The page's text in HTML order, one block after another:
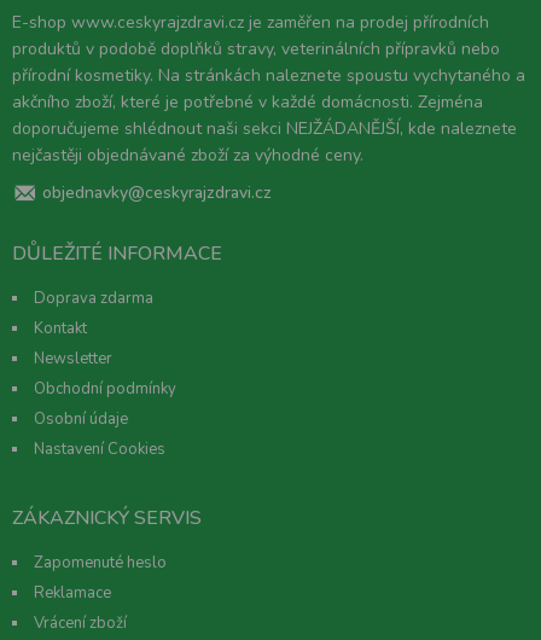
E-shop www.ceskyrajzdravi.cz je zaměřen na prodej přírodních
produktů v podobě doplňků stravy, veterinálních přípravků nebo
přírodní kosmetiky. Na stránkách naleznete spoustu vychytaného a
akčního zboží, které je potřebné v každé domácnosti. Zejména
doporučujeme shlédnout naši sekci NEJŽÁDANĚJŠÍ, kde naleznete
nejčastěji objednávané zboží za výhodné ceny.
objednavky@ceskyrajzdravi.cz
DŮLEŽITÉ INFORMACE
Doprava zdarma
Kontakt
Newsletter
Obchodní podmínky
Osobní údaje
Nastavení Cookies
ZÁKAZNICKÝ SERVIS
Zapomenuté heslo
Reklamace
Vrácení zboží